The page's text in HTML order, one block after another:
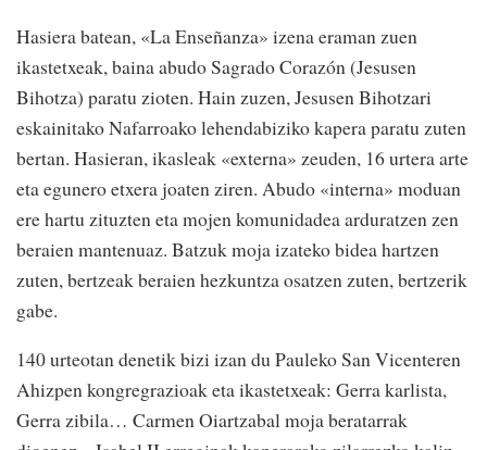
Hasiera batean, «La Enseñanza» izena eraman zuen
ikastetxeak, baina abudo Sagrado Corazón (Jesusen
Bihotza) paratu zioten. Hain zuzen, Jesusen Bihotzari
eskainitako Nafarroako lehendabiziko kapera paratu zuten
bertan. Hasieran, ikasleak «externa» zeuden, 16 urtera arte
eta egunero etxera joaten ziren. Abudo «interna» moduan
ere hartu zituzten eta mojen komunidadea arduratzen zen
beraien mantenuaz. Batzuk moja izateko bidea hartzen
zuten, bertzeak beraien hezkuntza osatzen zuten, bertzerik
gabe.
140 urteotan denetik bizi izan du Pauleko San Vicenteren
Ahizpen kongregrazioak eta ikastetxeak: Gerra karlista,
Gerra zibila… Carmen Oiartzabal moja beratarrak